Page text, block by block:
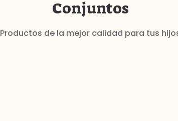
Conjuntos
Productos de la mejor calidad para tus